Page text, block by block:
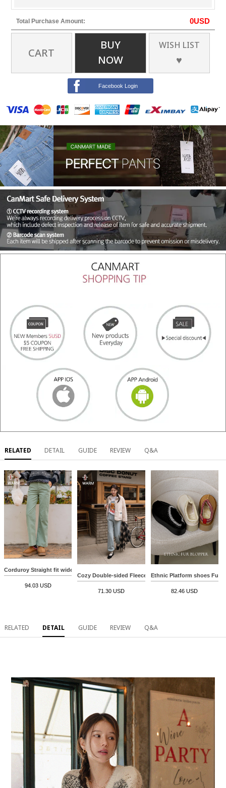
Total Purchase Amount: 0USD
CART
BUY
NOW
WISH LIST
♥
Facebook Login
RELATED DETAIL GUIDE REVIEW Q&A
Corduroy Straight fit wide fleece lined Pants
94.03 USD
Cozy Double-sided Fleece lined Jogger Pants
71.30 USD
Ethnic Platform shoes Fur
82.46 USD
RELATED DETAIL GUIDE REVIEW Q&A